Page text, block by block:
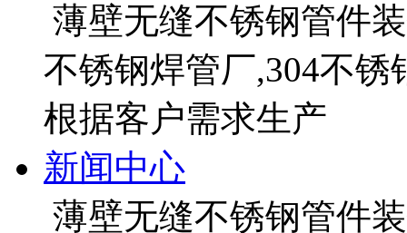
薄壁无缝不锈钢管件
不锈钢焊管厂,304不
根据客户需求生产
新闻中心
薄壁无缝不锈钢管件